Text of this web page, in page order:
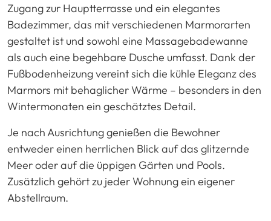
Zugang zur Hauptterrasse und ein elegantes
Badezimmer, das mit verschiedenen Marmorarten
gestaltet ist und sowohl eine Massagebadewanne
als auch eine begehbare Dusche umfasst. Dank der
Fußbodenheizung vereint sich die kühle Eleganz des
Marmors mit behaglicher Wärme – besonders in den
Wintermonaten ein geschätztes Detail.
Je nach Ausrichtung genießen die Bewohner
entweder einen herrlichen Blick auf das glitzernde
Meer oder auf die üppigen Gärten und Pools.
Zusätzlich gehört zu jeder Wohnung ein eigener
Abstellraum.